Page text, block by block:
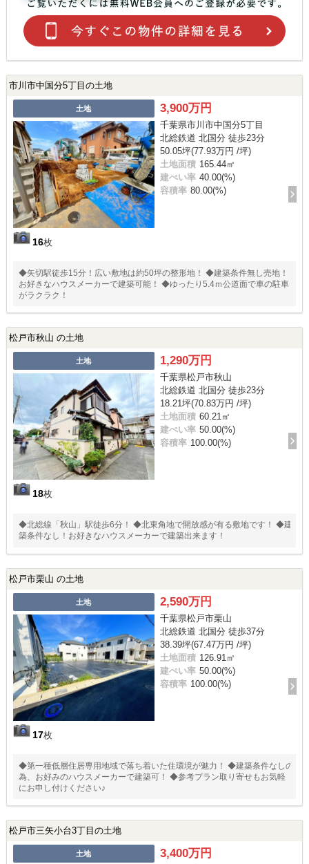
市川市中国分5丁目の土地
土地
16枚
3,900万円
千葉県市川市中国分5丁目
北総鉄道 北国分 徒歩23分
50.05坪(77.93万円 /坪)
土地面積 165.44㎡
建ぺい率 40.00(%)
容積率 80.00(%)
◆矢切駅徒歩15分！広い敷地は約50坪の整形地！ ◆建築条件無し売地！
お好きなハウスメーカーで建築可能！ ◆ゆったり5.4ｍ公道面で車の駐車
がラクラク！
松戸市秋山 の土地
土地
18枚
1,290万円
千葉県松戸市秋山
北総鉄道 北国分 徒歩23分
18.21坪(70.83万円 /坪)
土地面積 60.21㎡
建ぺい率 50.00(%)
容積率 100.00(%)
◆北総線「秋山」駅徒歩6分！ ◆北東角地で開放感が有る敷地です！ ◆建
築条件なし！お好きなハウスメーカーで建築出来ます！
松戸市栗山 の土地
土地
17枚
2,590万円
千葉県松戸市栗山
北総鉄道 北国分 徒歩37分
38.39坪(67.47万円 /坪)
土地面積 126.91㎡
建ぺい率 50.00(%)
容積率 100.00(%)
◆第一種低層住居専用地域で落ち着いた住環境が魅力！ ◆建築条件なしの
為、お好みのハウスメーカーで建築可！ ◆参考プラン取り寄せもお気軽
にお申し付けください♪
松戸市三矢小台3丁目の土地
土地 3,400万円